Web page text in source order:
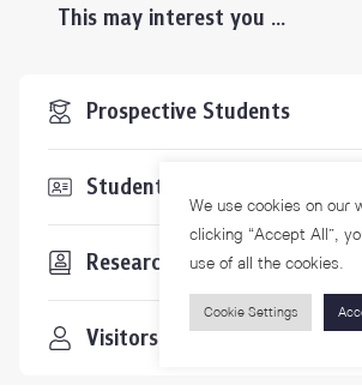
This may interest you ...
Prospective Students
Students & Staffs
Researchers
Visitors
We use cookies on our
clicking “Accept All”,
use of all the cookies.
Cookie Settings